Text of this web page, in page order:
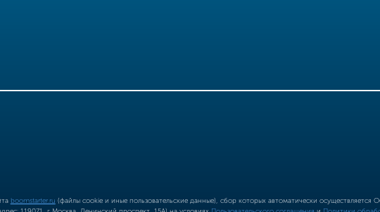
boomstarter.ru (файлы cookie и иные пользовательские данные), сбор которых автоматически осуществляется